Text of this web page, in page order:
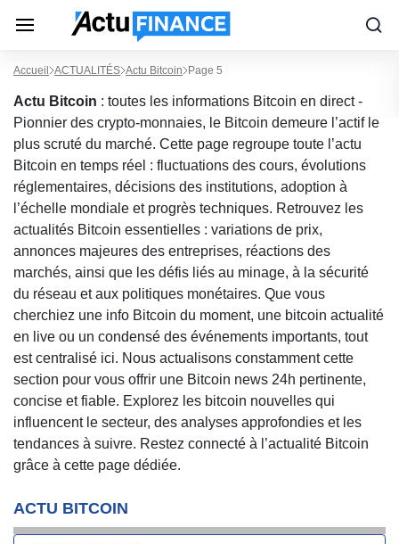
Accueil ACTUALITÉS Actu Bitcoin Page 5
Actu Bitcoin : toutes les informations Bitcoin en direct -
Pionnier des crypto-monnaies, le Bitcoin demeure l’actif le
plus scruté du marché. Cette page regroupe toute l’actu
Bitcoin en temps réel : fluctuations des cours, évolutions
réglementaires, décisions des institutions, adoption à
l’échelle mondiale et progrès techniques. Retrouvez les
actualités Bitcoin essentielles : variations de prix,
annonces majeures des entreprises, réactions des
marchés, ainsi que les défis liés au minage, à la sécurité
du réseau et aux politiques monétaires. Que vous
cherchiez une info Bitcoin du moment, une bitcoin actualité
en live ou un condensé des événements importants, tout
est centralisé ici. Nous actualisons constamment cette
section pour vous offrir une Bitcoin news 24h pertinente,
concise et fiable. Explorez les bitcoin nouvelles qui
influencent le secteur, des analyses approfondies et les
tendances à suivre. Restez connecté à l’actualité Bitcoin
grâce à cette page dédiée.
ACTU BITCOIN